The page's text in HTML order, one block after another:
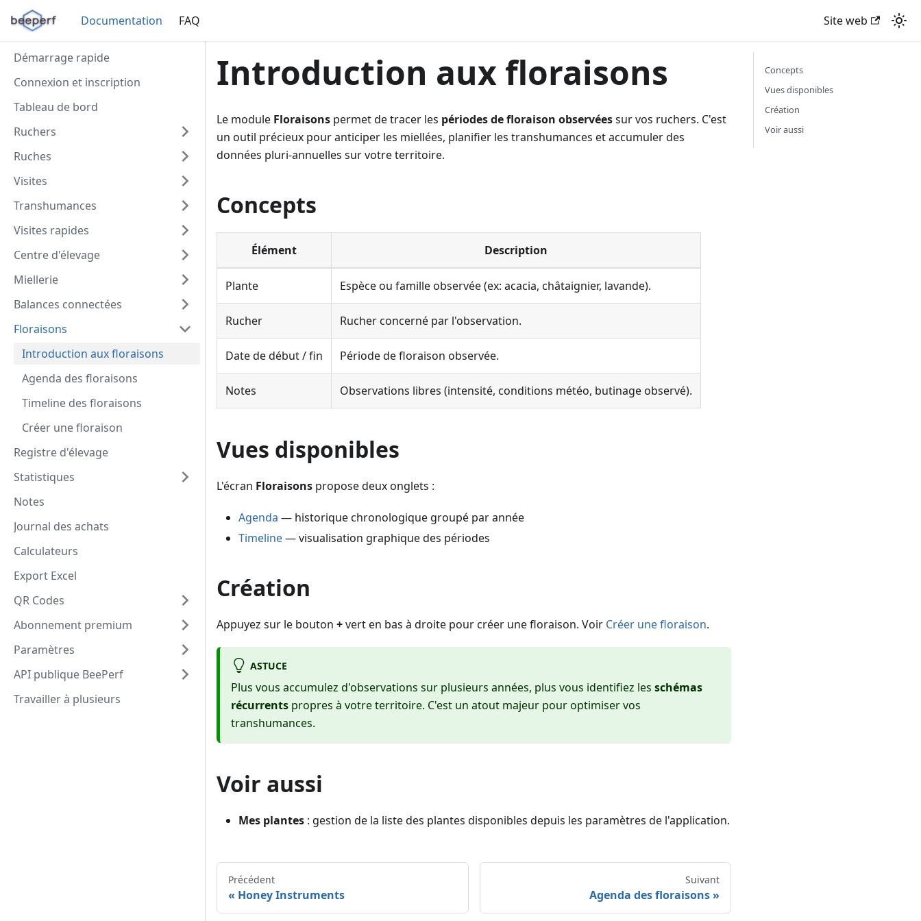
Documentation FAQ Site web
Démarrage rapide
Connexion et inscription
Tableau de bord
Ruchers
Ruches
Visites
Transhumances
Visites rapides
Centre d'élevage
Miellerie
Balances connectées
Floraisons
Introduction aux floraisons
Agenda des floraisons
Timeline des floraisons
Créer une floraison
Registre d'élevage
Statistiques
Notes
Journal des achats
Calculateurs
Export Excel
QR Codes
Abonnement premium
Paramètres
API publique BeePerf
Travailler à plusieurs
Introduction aux floraisons
Le module Floraisons permet de tracer les périodes de floraison observéessur vos ruchers. C'est
un outil précieux pour anticiper les miellées, planifier les transhumances et accumuler des
données pluri-annuelles sur votre territoire.
Concepts
Élément Description
Plante Espèce ou famille observée (ex: acacia, châtaignier, lavande).
Rucher Rucher concerné par l'observation.
Date de début / fin Période de floraison observée.
Notes Observations libres (intensité, conditions météo, butinage observé).
Vues disponibles
L'écran Floraisons propose deux onglets :
Agenda — historique chronologique groupé par année
Timeline— visualisation graphique des périodes
Création
Appuyez sur le bouton +vert en bas à droite pour créer une floraison. Voir Créer une floraison.
ASTUCE
Plus vous accumulez d'observations sur plusieurs années, plus vous identifiez les schémas
récurrents propres à votre territoire. C'est un atout majeur pour optimiser vos
transhumances.
Voir aussi
Mes plantes : gestion de la liste des plantes disponibles depuis les paramètres de l'application.
Précédent
Honey Instruments
Suivant
Agenda des floraisons
Concepts
Vues disponibles
Création
Voir aussi